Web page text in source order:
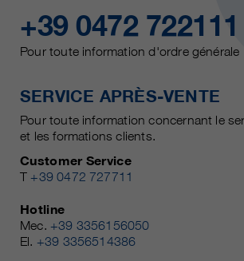
+39 0472 722111
Pour toute information d'ordre générale
SERVICE APRÈS-VENTE
Pour toute information concernant le
et les formations clients.
Customer Service
T +39 0472 727711
Hotline
Mec. +39 3356156050
El. +39 3356514386